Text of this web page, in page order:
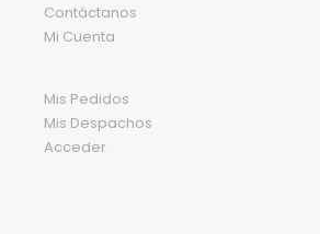
Contáctanos
Mi Cuenta
Mis Pedidos
Mis Despachos
Acceder